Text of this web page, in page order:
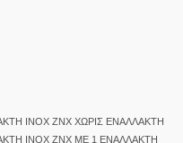
INOX ΖΝΧ ΧΩΡΙΣ ΕΝΑΛΛΑΚΤΗ
INOX ΖΝΧ ΜΕ 1 ΕΝΑΛΛΑΚΤΗ